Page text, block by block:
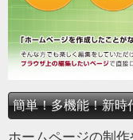
簡単！多機能！新時